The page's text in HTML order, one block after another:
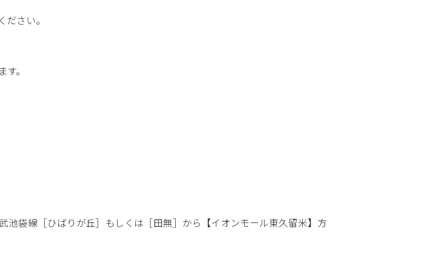
さい。
。
袋線［ひばりが丘］もしくは［田無］から【イオンモール東久留米】方